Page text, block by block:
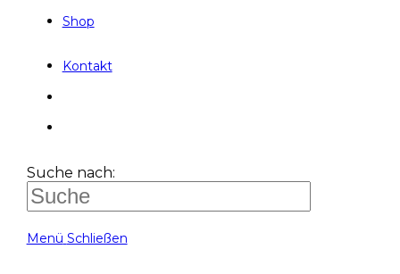
Shop
Kontakt
Suche nach:
Menü Schließen